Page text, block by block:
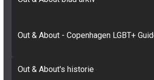
Out & About - Copenhagen LGBT+
Out & About's historie